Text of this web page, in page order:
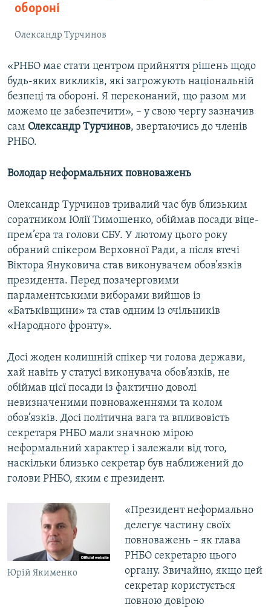
обороні
Олександр Турчинов
«РНБО має стати центром прийняття рішень щодо
будь-яких викликів, які загрожують національній
безпеці та обороні. Я переконаний, що разом ми
можемо це забезпечити», – у свою чергу зазначив
сам Олександр Турчинов, звертаючись до членів
РНБО.
Володар неформальних повноважень
Олександр Турчинов тривалий час був близьким
соратником Юлії Тимошенко, обіймав посади віце-
прем’єра та голови СБУ. У лютому цього року
обраний спікером Верховної Ради, а після втечі
Віктора Януковича став виконувачем обов’язків
президента. Перед позачерговими
парламентськими виборами вийшов із
«Батьківщини» та став одним із очільників
«Народного фронту».
Досі жоден колишній спікер чи голова держави,
хай навіть у статусі виконувача обов’язків, не
обіймав цієї посади із фактично доволі
невизначеними повноваженнями та колом
обов’язків. Досі політична вага та впливовість
секретаря РНБО мали значною мірою
неформальний характер і залежали від того,
наскільки близько секретар був наближений до
голови РНБО, яким є президент.
Юрій Якименко
«Президент неформально
делегує частину своїх
повноважень – як глава
РНБО секретарю цього
органу. Звичайно, якщо цей
секретар користується
повною довірою